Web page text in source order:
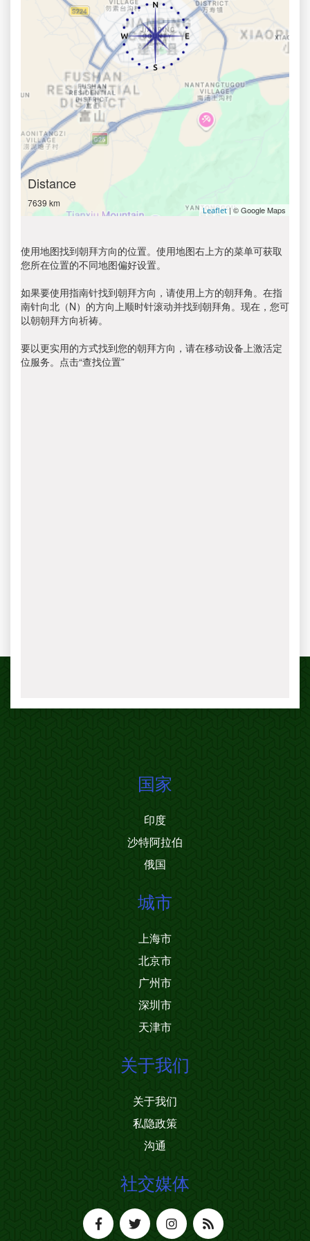
Distance
7639 km
Leaflet | © Google Maps
使用地图找到朝拜方向的位置。使用地图右上方的菜单可获取
您所在位置的不同地图偏好设置。
如果要使用指南针找到朝拜方向，请使用上方的朝拜角。在指
南针向北（N）的方向上顺时针滚动并找到朝拜角。现在，您可
以朝朝拜方向祈祷。
要以更实用的方式找到您的朝拜方向，请在移动设备上激活定
位服务。点击“查找位置”
国家
印度
沙特阿拉伯
俄国
城市
上海市
北京市
广州市
深圳市
天津市
关于我们
关于我们
私隐政策
沟通
社交媒体